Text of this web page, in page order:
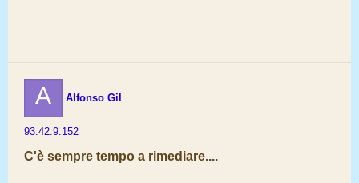
A Alfonso Gil
93.42.9.152
C'è sempre tempo a rimediare....